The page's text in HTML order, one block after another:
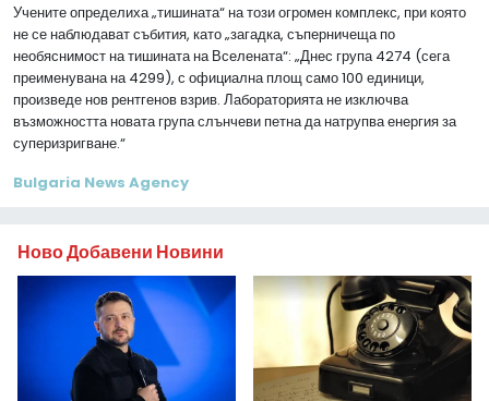
Учените определиха „тишината“ на този огромен комплекс, при която
не се наблюдават събития, като „загадка, съперничеща по
необяснимост на тишината на Вселената“: „Днес група 4274 (сега
преименувана на 4299), с официална площ само 100 единици,
произведе нов рентгенов взрив. Лабораторията не изключва
възможността новата група слънчеви петна да натрупва енергия за
суперизригване.“
Bulgaria News Agency
Ново Добавени Новини